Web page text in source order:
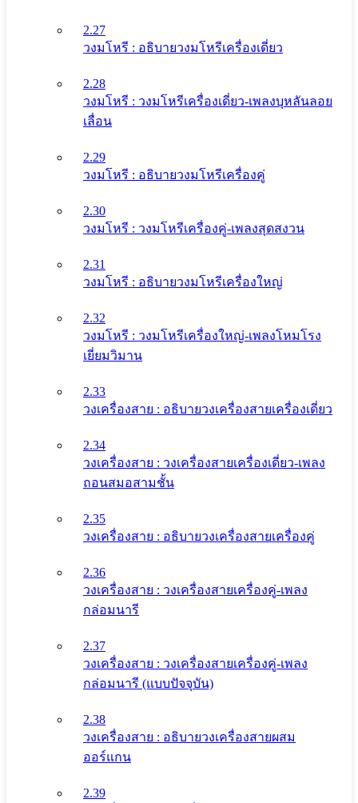
2.27
วงมโหรี : อธิบายวงมโหรีเครื่องเดี่ยว
2.28
วงมโหรี : วงมโหรีเครื่องเดี่ยว-เพลงบุหลันลอย
เลื่อน
2.29
วงมโหรี : อธิบายวงมโหรีเครื่องคู่
2.30
วงมโหรี : วงมโหรีเครื่องคู่-เพลงสุดสงวน
2.31
วงมโหรี : อธิบายวงมโหรีเครื่องใหญ่
2.32
วงมโหรี : วงมโหรีเครื่องใหญ่-เพลงโหมโรง
เยี่ยมวิมาน
2.33
วงเครื่องสาย : อธิบายวงเครื่องสายเครื่องเดี่ยว
2.34
วงเครื่องสาย : วงเครื่องสายเครื่องเดี่ยว-เพลง
ถอนสมอสามชั้น
2.35
วงเครื่องสาย : อธิบายวงเครื่องสายเครื่องคู่
2.36
วงเครื่องสาย : วงเครื่องสายเครื่องคู่-เพลง
กล่อมนารี
2.37
วงเครื่องสาย : วงเครื่องสายเครื่องคู่-เพลง
กล่อมนารี (แบบปัจจุบัน)
2.38
วงเครื่องสาย : อธิบายวงเครื่องสายผสม
ออร์แกน
2.39